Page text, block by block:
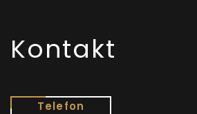
Kontakt
Telefon